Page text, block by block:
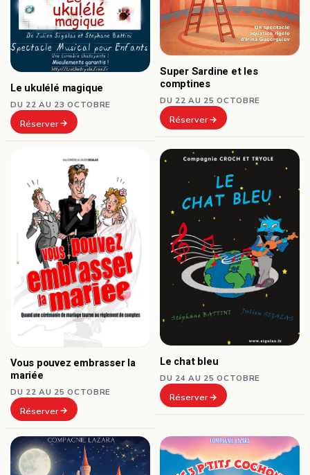
Le ukulélé magique
DU 22 AU 23 OCTOBRE
Réserver
Super Sardine et les
comptines
DU 22 AU 25 OCTOBRE
Réserver
Vous pouvez embrasser la
mariée
DU 22 AU 25 OCTOBRE
Réserver
Le chat bleu
DU 24 AU 25 OCTOBRE
Réserver